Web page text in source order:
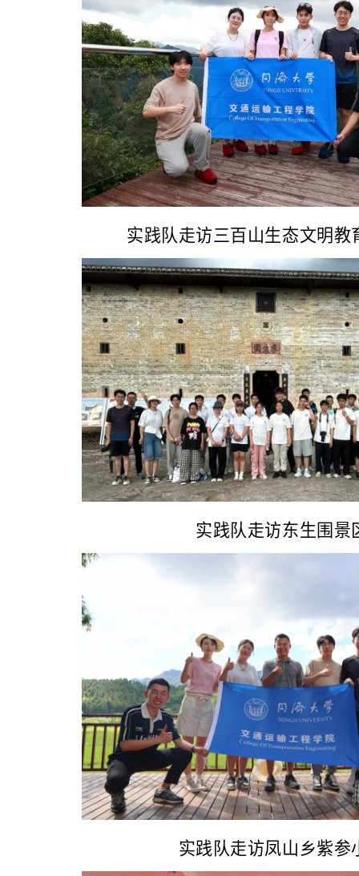
实践队走访三百山生态文明教
实践队走访东生围景
实践队走访凤山乡紫参